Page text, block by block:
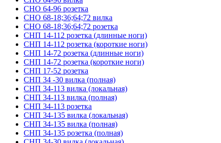
СНО 64-96 розетка
СНО 68-18;36;64;72 вилка
СНО 68-18;36;64;72 розетка
СНП 14-112 розетка (длинные ноги)
СНП 14-112 розетка (короткие ноги)
СНП 14-72 розетка (длинные ноги)
СНП 14-72 розетка (короткие ноги)
СНП 17-52 розетка
СНП 34 -30 вилка (полная)
СНП 34-113 вилка (локальная)
СНП 34-113 вилка (полная)
СНП 34-113 розетка
СНП 34-135 вилка (локальная)
СНП 34-135 вилка (полная)
СНП 34-135 розетка (полная)